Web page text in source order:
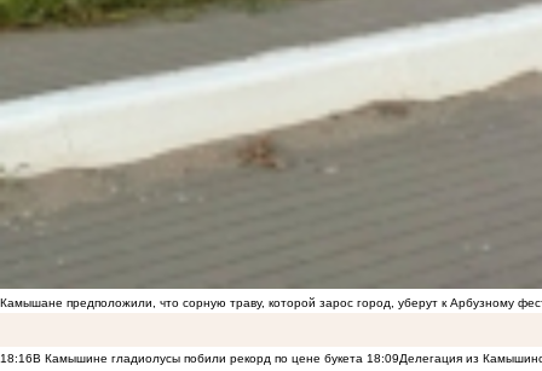
Камышане предположили, что сорную траву, которой зарос город, уберут к Арбузному
18:16В Камышине гладиолусы побили рекорд по цене букета 18:09Делегация из